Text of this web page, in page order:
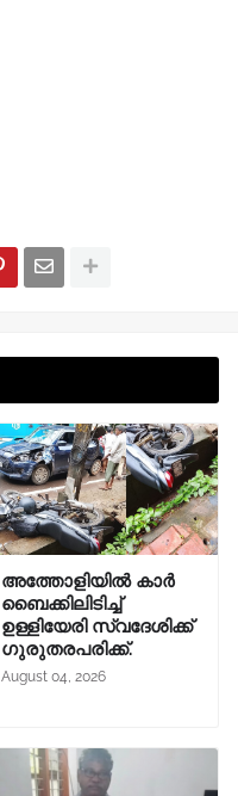
അത്തോളിയിൽ കാർ
ബൈക്കിലിടിച്ച്
ഉള്ളിയേരി സ്വദേശിക്ക്
ഗുരുതരപരിക്ക്.
August 04, 2026